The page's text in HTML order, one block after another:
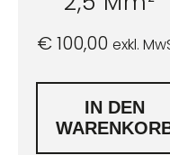
€100,00 exkl.
IN DEN